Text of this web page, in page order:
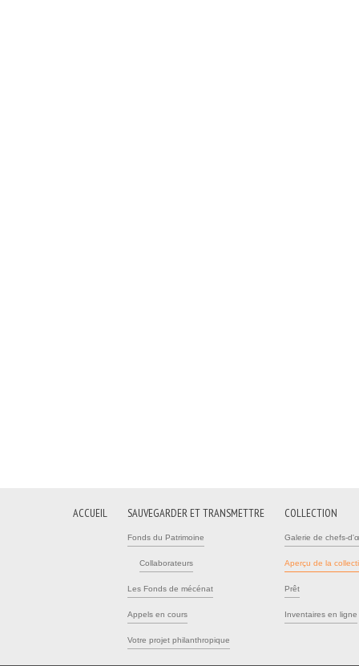
ACCUEIL SAUVEGARDER ET TRANSMETTRE
Fonds du Patrimoine
Collaborateurs
Les Fonds de mécénat
Appels en cours
Votre projet philanthropique
COLLECTION
Galerie de chefs-
Aperçu de la
Prêt
Inventaires en ligne